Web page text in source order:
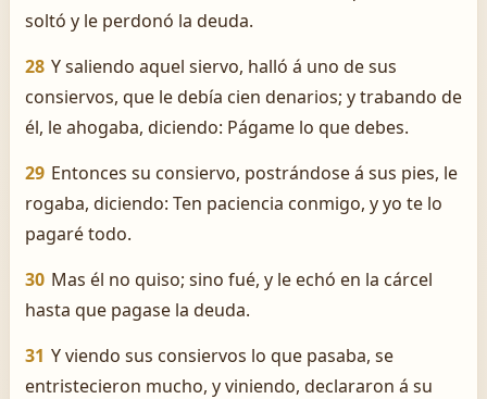
soltó y le perdonó la deuda.
28 Y saliendo aquel siervo, halló á uno de sus
consiervos, que le debía cien denarios; y trabando de
él, le ahogaba, diciendo: Págame lo que debes.
29 Entonces su consiervo, postrándose á sus pies, le
rogaba, diciendo: Ten paciencia conmigo, y yo te lo
pagaré todo.
30 Mas él no quiso; sino fué, y le echó en la cárcel
hasta que pagase la deuda.
31 Y viendo sus consiervos lo que pasaba, se
entristecieron mucho, y viniendo, declararon á su